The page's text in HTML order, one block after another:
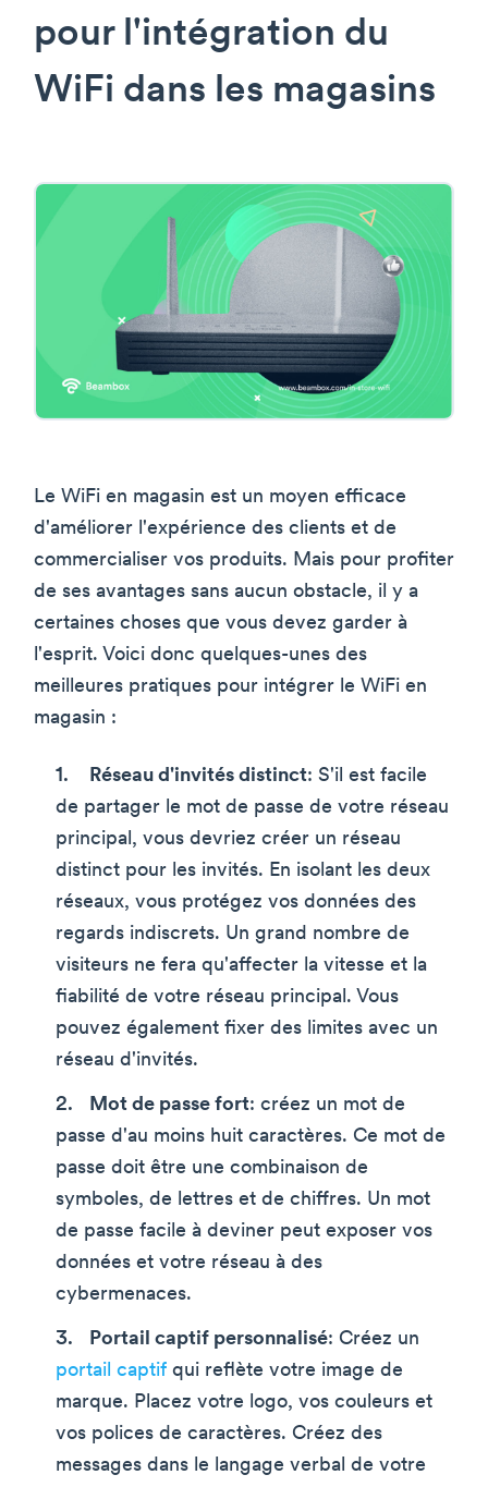
pour l'intégration du
WiFi dans les magasins
Le WiFi en magasin est un moyen efficace
d'améliorer l'expérience des clients et de
commercialiser vos produits. Mais pour profiter
de ses avantages sans aucun obstacle, il y a
certaines choses que vous devez garder à
l'esprit. Voici donc quelques-unes des
meilleures pratiques pour intégrer le WiFi en
magasin :
Réseau d'invités distinct: S'il est facile
de partager le mot de passe de votre réseau
principal, vous devriez créer un réseau
distinct pour les invités. En isolant les deux
réseaux, vous protégez vos données des
regards indiscrets. Un grand nombre de
visiteurs ne fera qu'affecter la vitesse et la
fiabilité de votre réseau principal. Vous
pouvez également fixer des limites avec un
réseau d'invités.
Mot de passe fort: créez un mot de
passe d'au moins huit caractères. Ce mot de
passe doit être une combinaison de
symboles, de lettres et de chiffres. Un mot
de passe facile à deviner peut exposer vos
données et votre réseau à des
cybermenaces.
Portail captif personnalisé: Créez un
portail captif qui reflète votre image de
marque. Placez votre logo, vos couleurs et
vos polices de caractères. Créez des
messages dans le langage verbal de votre